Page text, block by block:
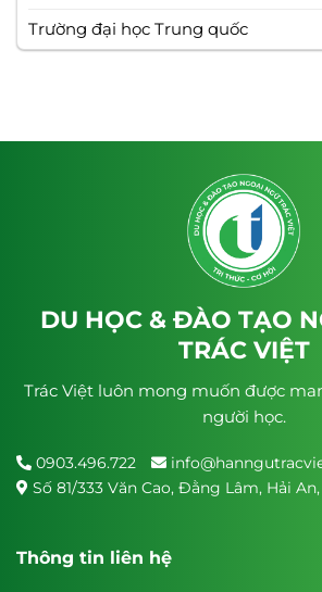
Trường đại học Trung quốc
DU HỌC & ĐÀO TẠO
TRÁC VIỆT
Trác Việt luôn mong muốn được
người học.
0903.496.722
Số 81/333 Văn Cao, Đằng Lâm, Hải
Thông tin liên hệ